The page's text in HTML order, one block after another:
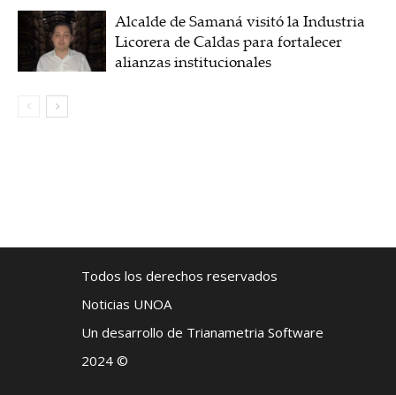
Alcalde de Samaná visitó la Industria
Licorera de Caldas para fortalecer
alianzas institucionales
Todos los derechos reservados
Noticias UNOA
Un desarrollo de Trianametria Software
2024 ©